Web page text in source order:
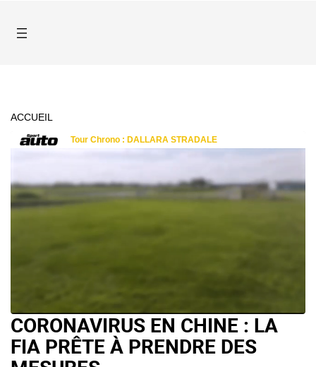
ACCUEIL
CORONAVIRUS EN CHINE : LA
FIA PRÊTE À PRENDRE DES